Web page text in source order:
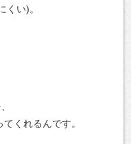
くい)。
くれるんです。